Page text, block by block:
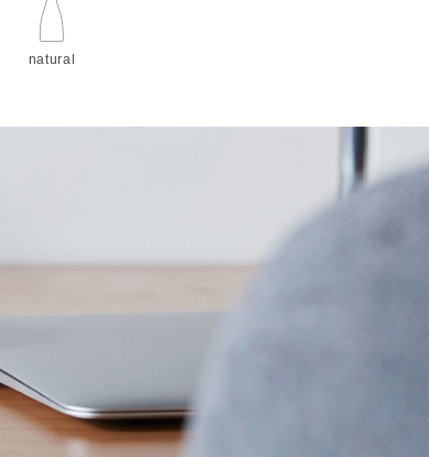
natural